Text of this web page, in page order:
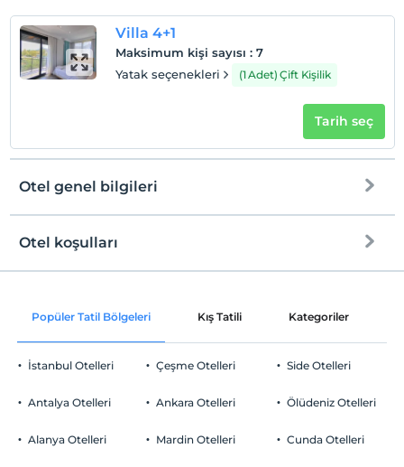
En erken saat 16:00 ve sonrası
Check/out
En geç saat 10:00 ve öncesi
Sigara
Odalarda sigara içilmez
Tesisin ücretsiz çocuk politkası yoktur
Villa 4+1
Maksimum kişi sayısı : 7
Yatak seçenekleri
(1 Adet) Çift Kişilik
Tarih seç
Otel genel bilgileri
Havuz
Ortak Alanlar
Otel koşulları
Check/in
Check/out
En geç saat 10:00 ve öncesi
Evcil Hayvan
Popüler Tatil Bölgeleri Kış Tatili Kategoriler
İstanbul Otelleri
Antalya Otelleri
Alanya Otelleri
Çeşme Otelleri
Ankara Otelleri
Mardin Otelleri
Side Otelleri
Ölüdeniz Otelleri
Cunda Otelleri